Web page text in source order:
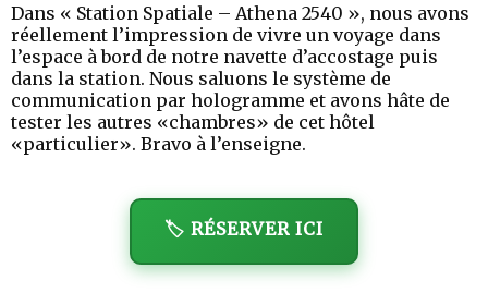
Dans « Station Spatiale – Athena 2540 », nous avons
réellement l’impression de vivre un voyage dans
l’espace à bord de notre navette d’accostage puis
dans la station. Nous saluons le système de
communication par hologramme et avons hâte de
tester les autres «chambres» de cet hôtel
«particulier». Bravo à l’enseigne.
🏷️ RÉSERVER ICI